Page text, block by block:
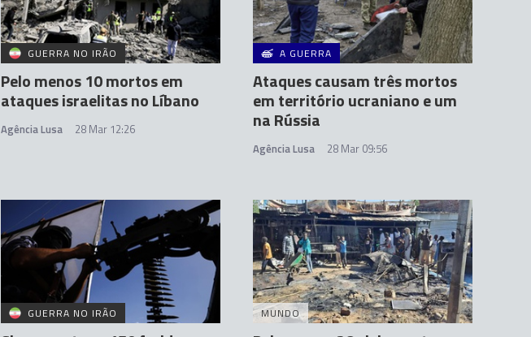
GUERRA NO IRÃO
Pelo menos 10 mortos em
ataques israelitas no Líbano
Agência Lusa 28 Mar 12:26
A GUERRA
Ataques causam três mortos
em território ucraniano e um
na Rússia
Agência Lusa 28 Mar 09:56
GUERRA NO IRÃO MUNDO